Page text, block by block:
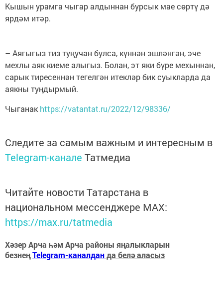
Кышын урамга чыгар алдыннан бурсык мае сөртү дә
ярдәм итәр.
– Аягыгыз тиз туңучан булса, күннән эшләнгән, эче
мехлы аяк киеме алыгыз. Болан, эт яки бүре мехыннан,
сарык тиресеннән тегелгән итекләр бик суыкларда да
аякны туңдырмый.
Чыганак https://vatantat.ru/2022/12/98336/
Следите за самым важным и интересным в
Telegram-канале Татмедиа
Читайте новости Татарстана в
национальном мессенджере MАХ:
https://max.ru/tatmedia
Хәзер Арча һәм Арча районы яңалыкларын
безнеңTelegram-каналданда белә аласыз